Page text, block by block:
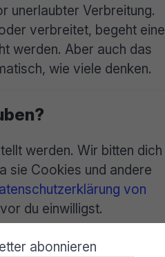
unerlaubter Verbreitung.
verbreitet, begeht eine
werden. Aber auch das
wie viele denken.
werden. Wir bitten dich
sie Cookies und andere
von
du einwilligst.
abonnieren